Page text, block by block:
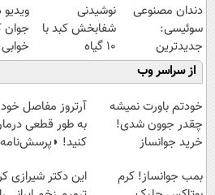
دندان مصنوعی
سوئیسی:
جدیدترین
فناوری اروپا،
سبک و مقاوم |
پرداخت قسطی
نوشیدنی
شفابخش کبد با
10 گیاه
موثر(تخفیف تا
امشب)
جوان
از سراسر وب
خودتم باورت نمیشه
چقدر جوون شدی!
خرید جوانساز
ویژه
آرتروز مفاصل خود
به طور قطعی
کنید!
بمب جوانساز! کرم
این دکتر شیرازی